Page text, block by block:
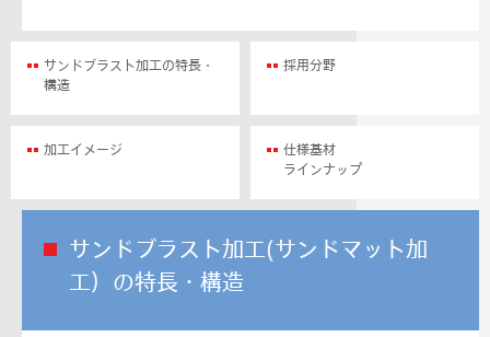
サンドブラスト加工の特長・
構造
採用分野
加工イメージ
仕様基材
ラインナップ
サンドブラスト加工(サンドマット加
工）の特長・構造